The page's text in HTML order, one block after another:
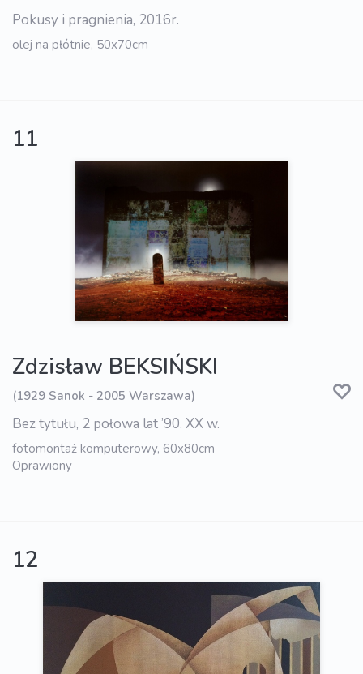
Pokusy i pragnienia, 2016r.
olej na płótnie, 50x70cm
11
Zdzisław BEKSIŃSKI
(1929 Sanok - 2005 Warszawa)
Bez tytułu, 2 połowa lat ’90. XX w.
fotomontaż komputerowy, 60x80cm
Oprawiony
12